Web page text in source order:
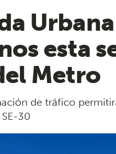
esta
Metro
de tráfico
30